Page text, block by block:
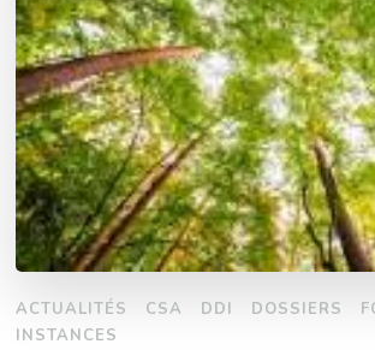
ACTUALITÉS CSA DDI DOSSIERS
INSTANCES